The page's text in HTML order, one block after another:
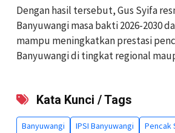
Dengan hasil tersebut, Gus Syifa
Banyuwangi masa bakti 2026-2030
mampu meningkatkan prestasi
Banyuwangi di tingkat regional
Kata Kunci / Tags
Banyuwangi IPSI Banyuwangi
Pencak